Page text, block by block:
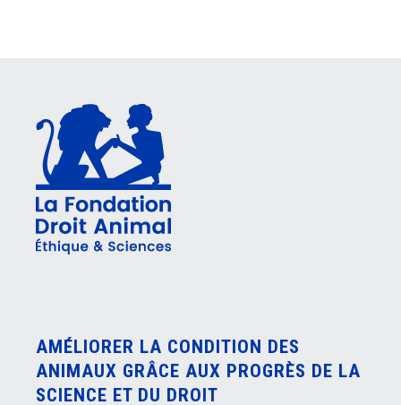
AMÉLIORER LA CONDITION DES
ANIMAUX GRÂCE AUX PROGRÈS DE LA
SCIENCE ET DU DROIT